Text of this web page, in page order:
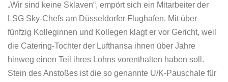
„Wir sind keine Sklaven“, empört sich ein Mitarbeiter der
LSG Sky-Chefs am Düsseldorfer Flughafen. Mit über
fünfzig Kolleginnen und Kollegen klagt er vor Gericht, weil
die Catering-Tochter der Lufthansa ihnen über Jahre
hinweg einen Teil ihres Lohns vorenthalten haben soll.
Stein des Anstoßes ist die so genannte U/K-Pauschale für